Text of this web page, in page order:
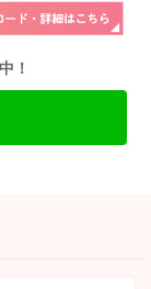
！